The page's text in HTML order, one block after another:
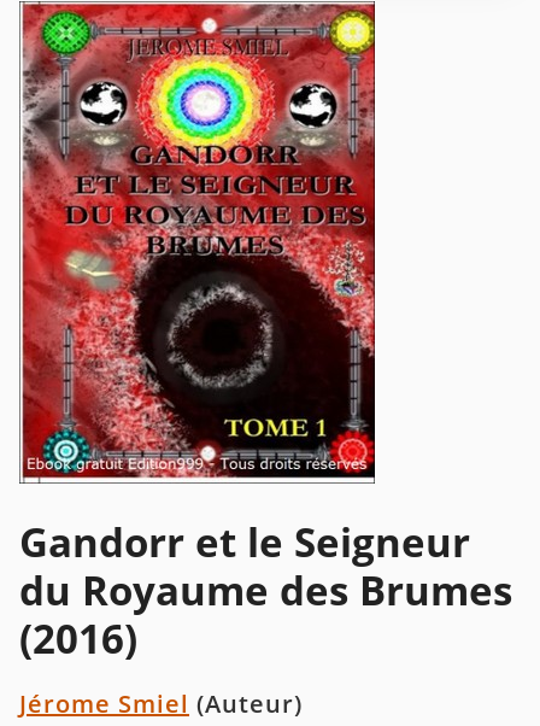
Gandorr et le Seigneur
du Royaume des Brumes
(2016)
Jérome Smiel (Auteur)